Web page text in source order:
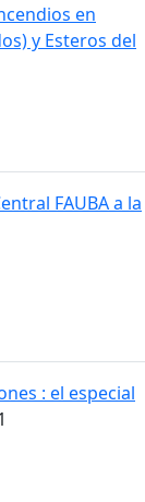
en
y Esteros del
FAUBA a la
: el especial